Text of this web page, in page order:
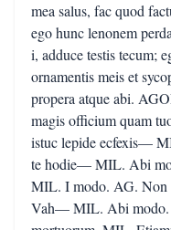
mea salus, fac quod
ego hunc lenonem
i, adduce testis tecum;
ornamentis meis et
propera atque abi.
magis officium quam
istuc lepide ecfexis—
te hodie— MIL. Abi
MIL. I modo. AG.
Vah— MIL. Abi modo.